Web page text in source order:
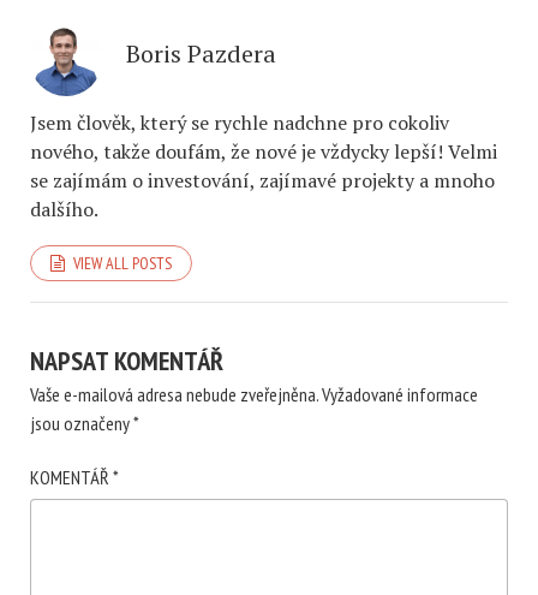
Boris Pazdera
Jsem člověk, který se rychle nadchne pro cokoliv
nového, takže doufám, že nové je vždycky lepší! Velmi
se zajímám o investování, zajímavé projekty a mnoho
dalšího.
VIEW ALL POSTS
NAPSAT KOMENTÁŘ
Vaše e-mailová adresa nebude zveřejněna.Vyžadované informace
jsou označeny*
KOMENTÁŘ *